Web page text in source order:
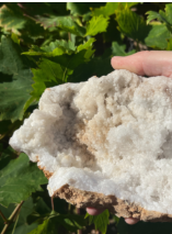
Oorspronkelijke
prijs
was:
€ 26,95.
Huidige
prijs
is:
€ 18,95.